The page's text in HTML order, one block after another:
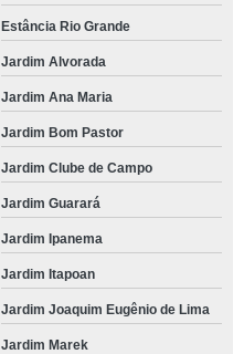
Estância Rio Grande
Jardim Alvorada
Jardim Ana Maria
Jardim Bom Pastor
Jardim Clube de Campo
Jardim Guarará
Jardim Ipanema
Jardim Itapoan
Jardim Joaquim Eugênio de Lima
Jardim Marek